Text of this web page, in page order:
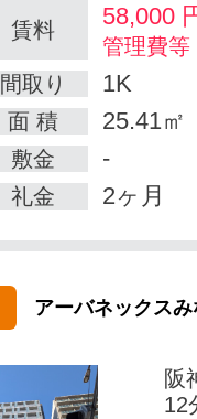
賃料 58,000
管理費等
間取り
1K
面 積 25.41㎡
敷金 -
礼金 2ヶ月
アーバネックス
阪
12